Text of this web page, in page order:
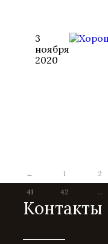
3
ноября
2020
← 1 2
41
42 ...
Контакты